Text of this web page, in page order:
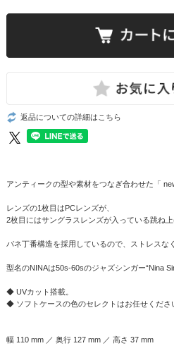
返品についての詳細はこちら
アンティークの型や素材をつなぎ合わせた「
レンズの1枚目はPCレンズが、
2枚目にはサングラスレンズが入っている跳ね上
バネ丁番構造を採用しているので、ストレスな
型名のNINAは50s-60sのジャズシンガー“Nina
◆ UVカット搭載。
◆ ソフトケースの色のセレクトはお任せくださ
幅 110 mm ／ 奥行 127 mm ／ 高さ 37 mm